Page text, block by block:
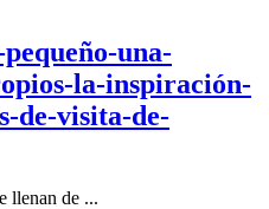
una-
la-inspiración-
de-visita-de-
llenan de ...